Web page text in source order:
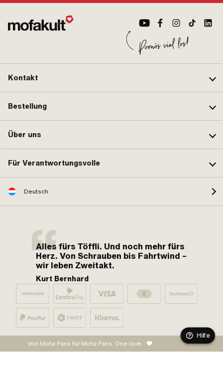
Kontakt
Bestellung
Über uns
Für Verantwortungsvolle
Deutsch
Alles fürs Töffli. Und noch mehr fürs
Herz. Von Schrauben bis Fahrtwind –
wir leben Zweitakt.
Kurt Bernhard
Von Mofa-Fans für Mofa-Fans. One love.
Hilfe